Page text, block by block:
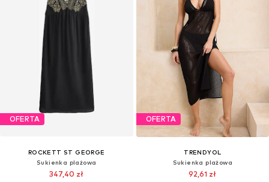
OFERTA
ROCKETT ST GEORGE
Sukienka plażowa
347,40 zł
OFERTA
TRENDYOL
Sukienka plażowa
92,61 zł